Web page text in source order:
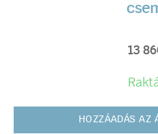
13
HOZZÁADÁS AZ